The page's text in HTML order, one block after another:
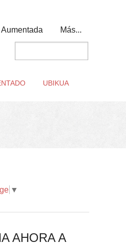
Más...
UBIKUA
▼
AHORA A